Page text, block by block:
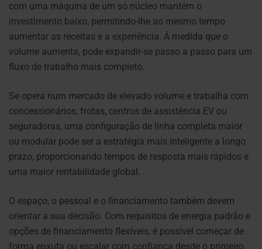
com uma máquina de um só núcleo mantém o
investimento baixo, permitindo-lhe ao mesmo tempo
aumentar as receitas e a experiência. À medida que o
volume aumenta, pode expandir-se passo a passo para um
fluxo de trabalho mais completo.
Se opera num mercado de elevado volume e trabalha com
concessionários, frotas, centros de assistência EV ou
seguradoras, uma configuração de linha completa maior
ou modular pode ser a estratégia mais inteligente a longo
prazo, proporcionando tempos de resposta mais rápidos e
uma maior rentabilidade global.
O espaço, o pessoal e o financiamento também devem
orientar a sua decisão. Com requisitos de energia padrão e
opções de financiamento flexíveis, é possível começar de
forma enxuta ou escalar com confiança desde o primeiro